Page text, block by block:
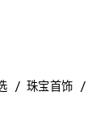
珠宝首饰